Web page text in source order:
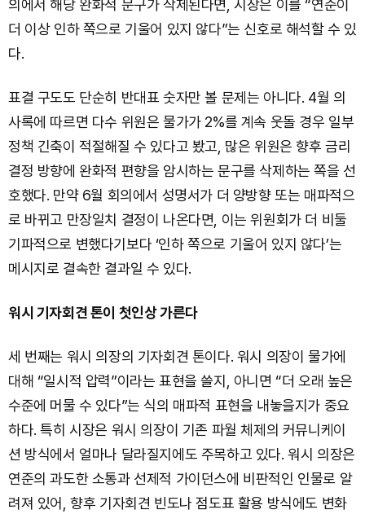
의에서 해당 완화적 문구가 삭제된다면, 시장은 이를 “연준이
더 이상 인하 쪽으로 기울어 있지 않다”는 신호로 해석할 수 있
다.
표결 구도도 단순히 반대표 숫자만 볼 문제는 아니다. 4월 의
사록에 따르면 다수 위원은 물가가 2%를 계속 웃돌 경우 일부
정책 긴축이 적절해질 수 있다고 봤고, 많은 위원은 향후 금리
결정 방향에 완화적 편향을 암시하는 문구를 삭제하는 쪽을 선
호했다. 만약 6월 회의에서 성명서가 더 양방향 또는 매파적으
로 바뀌고 만장일치 결정이 나온다면, 이는 위원회가 더 비둘
기파적으로 변했다기보다 ‘인하 쪽으로 기울어 있지 않다’는
메시지로 결속한 결과일 수 있다.
워시 기자회견 톤이 첫인상 가른다
세 번째는 워시 의장의 기자회견 톤이다. 워시 의장이 물가에
대해 “일시적 압력”이라는 표현을 쓸지, 아니면 “더 오래 높은
수준에 머물 수 있다”는 식의 매파적 표현을 내놓을지가 중요
하다. 특히 시장은 워시 의장이 기존 파월 체제의 커뮤니케이
션 방식에서 얼마나 달라질지에도 주목하고 있다. 워시 의장은
연준의 과도한 소통과 선제적 가이던스에 비판적인 인물로 알
려져 있어, 향후 기자회견 빈도나 점도표 활용 방식에도 변화